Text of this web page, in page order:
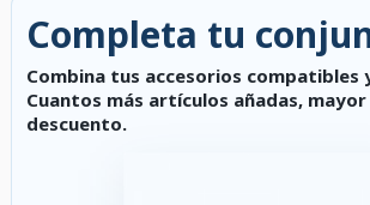
Completa tu
Combina tus accesorios compatibles
Cuantos más artículos añadas,
descuento.